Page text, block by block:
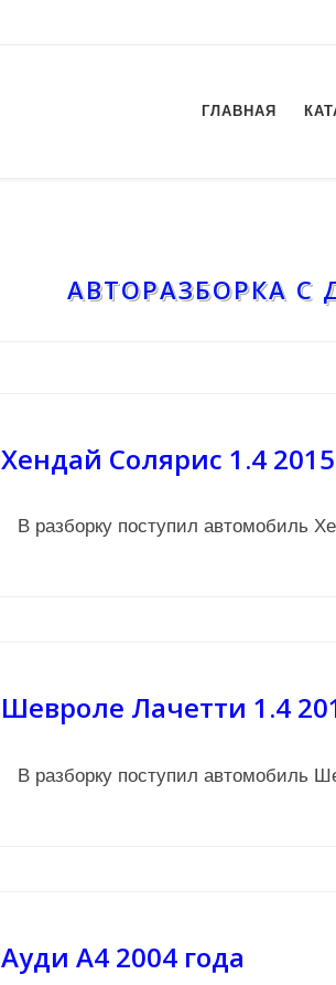
ГЛАВНАЯ
АВТОРАЗБОРКА С
Хендай Солярис 1.4
В разборку поступил автомобиль
Шевроле Лачетти 1.4
В разборку поступил автомобиль
Ауди А4 2004 года